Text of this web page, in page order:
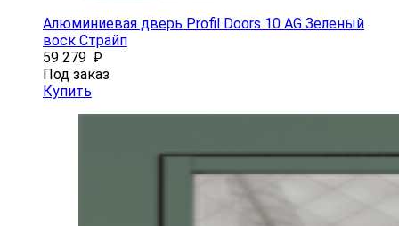
Алюминиевая дверь Profil Doors 10 AG Зеленый
воск Страйп
59 279 ₽
Под заказ
Купить